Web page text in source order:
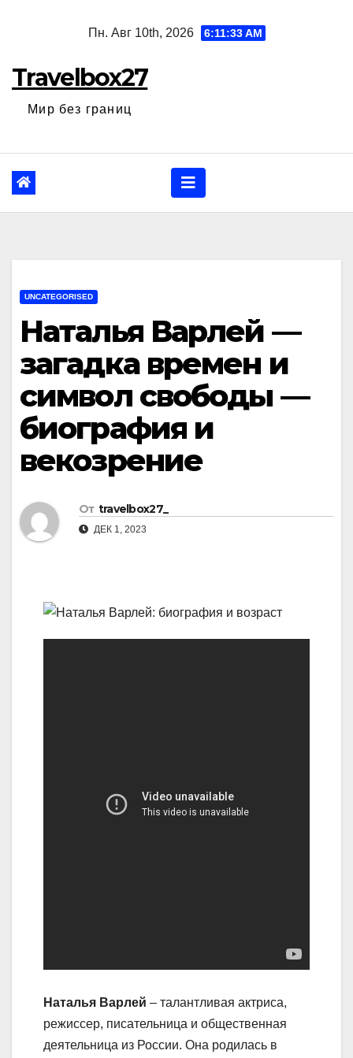
Пн. Авг 10th, 2026 6:11:34 AM
Travelbox27
Мир без границ
UNCATEGORISED
Наталья Варлей —
загадка времен и
символ свободы —
биография и
векозрение
От travelbox27_
ДЕК 1, 2023
Наталья Варлей – талантливая актриса,
режиссер, писательница и общественная
деятельница из России. Она родилась в